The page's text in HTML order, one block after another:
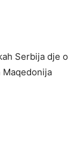
Serbija dje o
Maqedonija